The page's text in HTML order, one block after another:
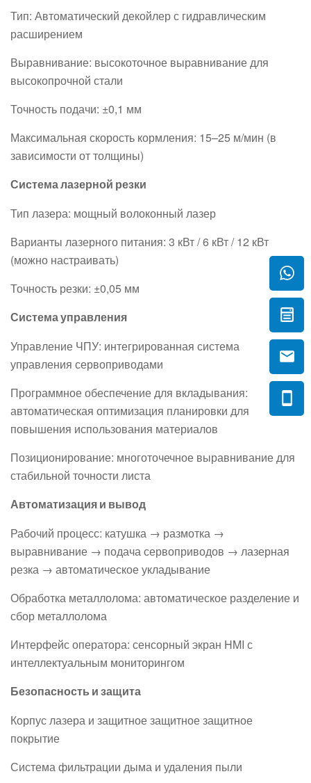
Тип: Автоматический декойлер с гидравлическим
расширением
Выравнивание: высокоточное выравнивание для
высокопрочной стали
Точность подачи: ±0,1 мм
Максимальная скорость кормления: 15–25 м/мин (в
зависимости от толщины)
Система лазерной резки
Тип лазера: мощный волоконный лазер
Варианты лазерного питания: 3 кВт / 6 кВт / 12 кВт
(можно настраивать)
Точность резки: ±0,05 мм
Система управления
Управление ЧПУ: интегрированная система
управления сервоприводами
Программное обеспечение для вкладывания:
автоматическая оптимизация планировки для
повышения использования материалов
Позиционирование: многоточечное выравнивание для
стабильной точности листа
Автоматизация и вывод
Рабочий процесс: катушка → размотка →
выравнивание → подача сервоприводов → лазерная
резка → автоматическое укладывание
Обработка металлолома: автоматическое разделение и
сбор металлолома
Интерфейс оператора: сенсорный экран HMI с
интеллектуальным мониторингом
Безопасность и защита
Корпус лазера и защитное защитное защитное
покрытие
Система фильтрации дыма и удаления пыли